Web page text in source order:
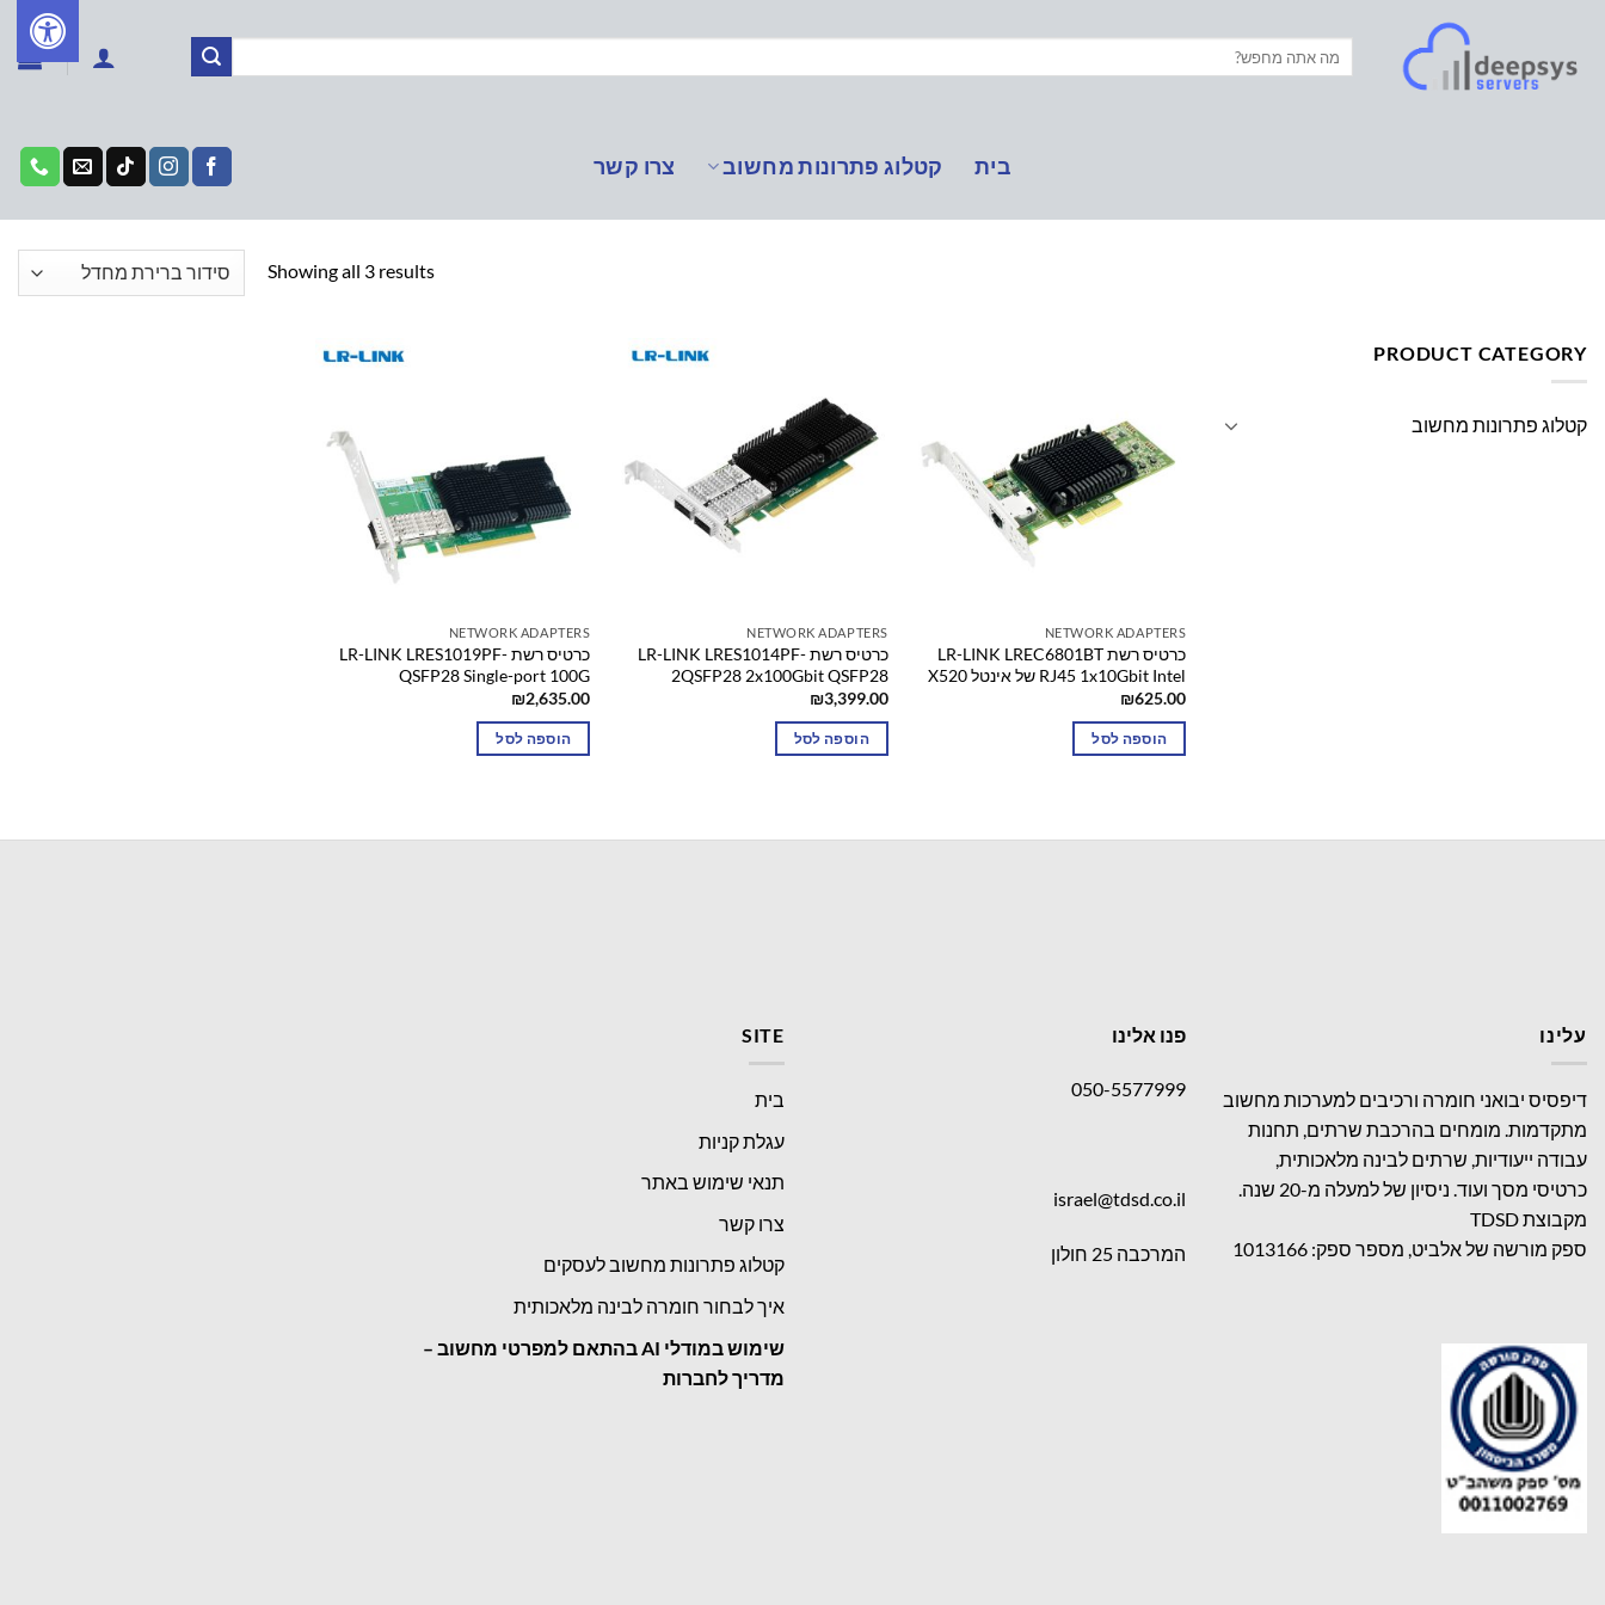
content
בית קטלוג פתרונות מחשוב צרו קשר
Showing all 3 results
PRODUCT CATEGORY
קטלוג פתרונות מחשוב
NETWORK ADAPTERS
כרטיס רשת LR-LINK LREC6801BT
RJ45 1x10Gbit Intel של אינטל X520
₪625.00
הוספה לסל
NETWORK ADAPTERS
כרטיס רשת LR-LINK LRES1014PF-
2QSFP28 2x100Gbit QSFP28
₪3,399.00
הוספה לסל
NETWORK ADAPTERS
כרטיס רשת LR-LINK LRES1019PF-
QSFP28 Single-port 100G
₪2,635.00
הוספה לסל
עלינו
דיפסיס יבואני חומרה ורכיבים למערכות מחשוב
מתקדמות. מומחים בהרכבת שרתים, תחנות
עבודה ייעודיות, שרתים לבינה מלאכותית,
כרטיסי מסך ועוד. ניסיון של למעלה מ-20 שנה.
מקבוצת TDSD
ספק מורשה של אלביט, מספר ספק: 1013166
פנו אלינו
050-5577999
israel@tdsd.co.il
המרכבה 25 חולון
SITE
בית
עגלת קניות
תנאי שימוש באתר
צרו קשר
קטלוג פתרונות מחשוב לעסקים
איך לבחור חומרה לבינה מלאכותית
שימוש במודלי
AI בהתאם למפרטי מחשוב –
מדריך לחברות